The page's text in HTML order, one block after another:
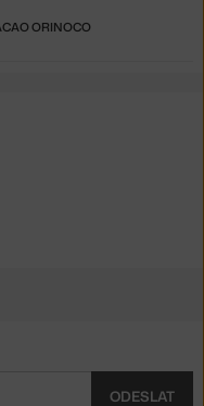
ORINOCO
ODESLAT